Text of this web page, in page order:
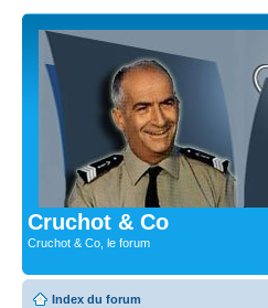
Cruchot & Co
Cruchot & Co, le forum
Index du forum